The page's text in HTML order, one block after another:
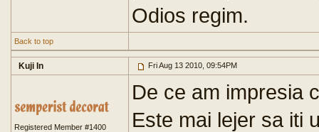
Odios regim.
Back to top
Kuji In Fri Aug 13 2010, 09:54PM
Registered Member #1400
De ce am impresia
Este mai lejer sa iti